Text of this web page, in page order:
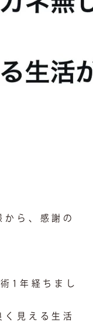
から、感謝の
1年経ちまし
く見える生活